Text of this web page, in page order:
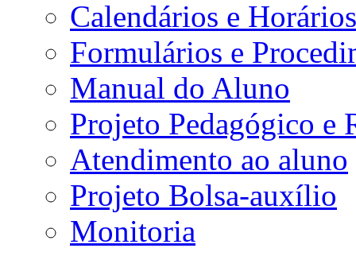
Calendários e Horários
Formulários e
Manual do Aluno
Projeto Pedagógico e
Atendimento ao aluno
Projeto Bolsa-auxílio
Monitoria